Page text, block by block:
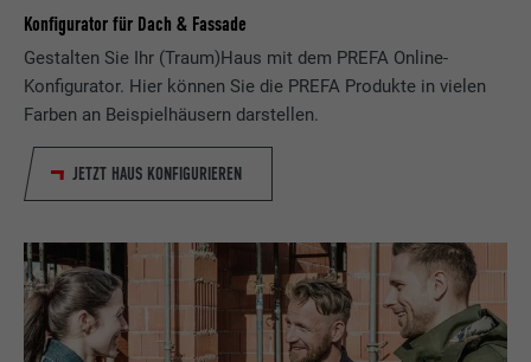
Konfigurator für Dach & Fassade
Gestalten Sie Ihr (Traum)Haus mit dem PREFA Online-
Konfigurator. Hier können Sie die PREFA Produkte in vielen
Farben an Beispielhäusern darstellen.
JETZT HAUS KONFIGURIEREN